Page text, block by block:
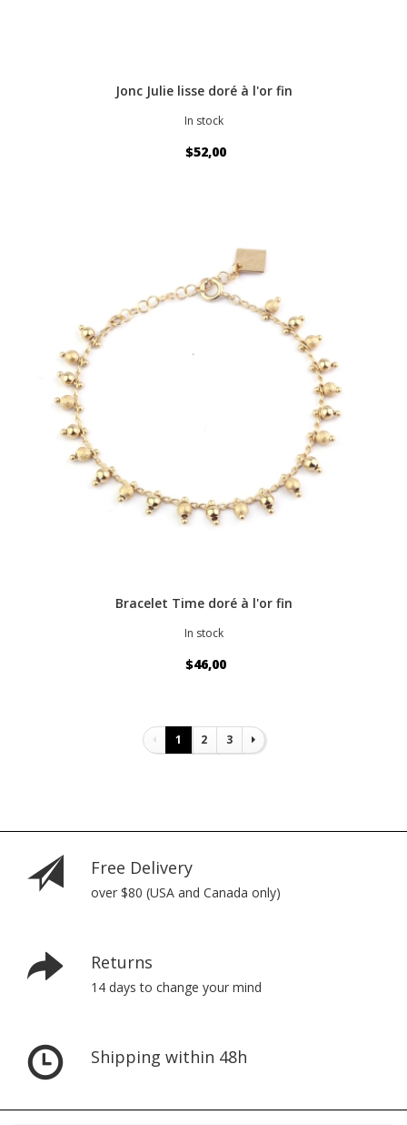
Jonc Julie lisse doré à l'or fin
In stock
$52,00
Bracelet Time doré à l'or fin
In stock
$46,00
Pagination
1 2 3
Free Delivery
over $80 (USA and Canada only)
Returns
14 days to change your mind
Shipping within 48h